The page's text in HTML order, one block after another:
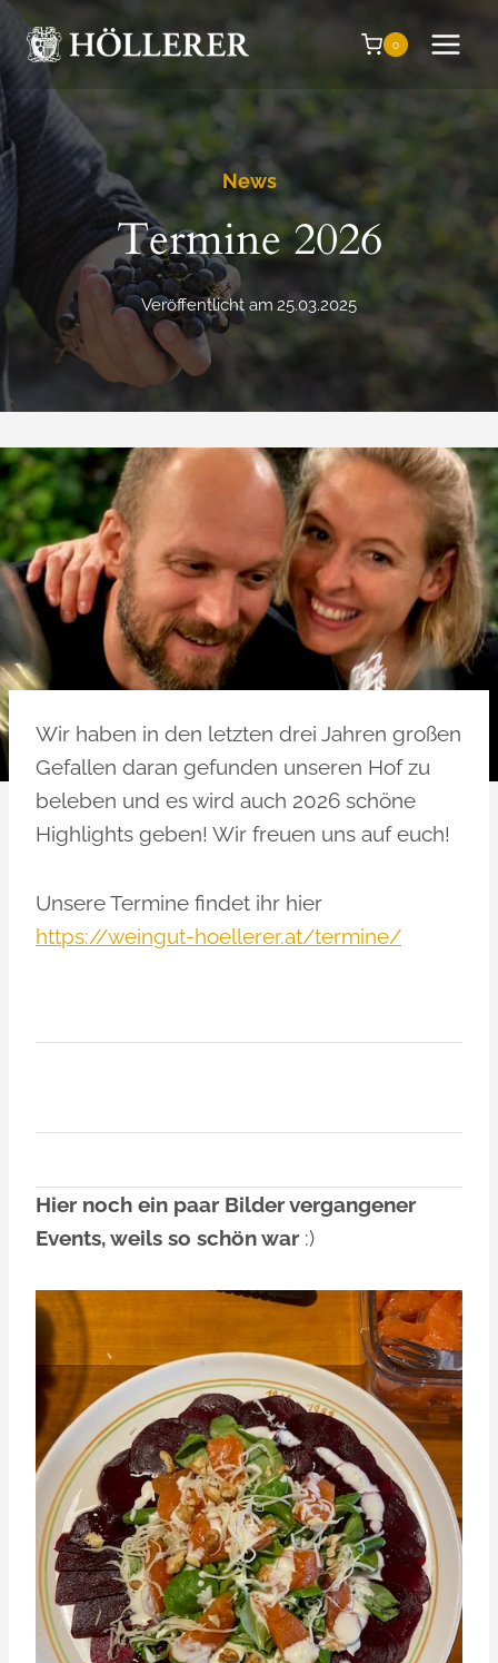
Zum
Inhalt
springen
0
News
Termine 2026
Veröffentlicht am 25.03.2025
Wir haben in den letzten drei Jahren großen
Gefallen daran gefunden unseren Hof zu
beleben und es wird auch 2026 schöne
Highlights geben! Wir freuen uns auf euch!
Unsere Termine findet ihr hier
https://weingut-hoellerer.at/termine/
Hier noch ein paar Bilder vergangener
Events, weils so schön war :)